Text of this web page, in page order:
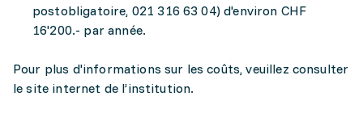
postobligatoire, 021 316 63 04) d'environ CHF
16'200.- par année.
Pour plus d'informations sur les coûts, veuillez consulter
le site internet de l’institution.